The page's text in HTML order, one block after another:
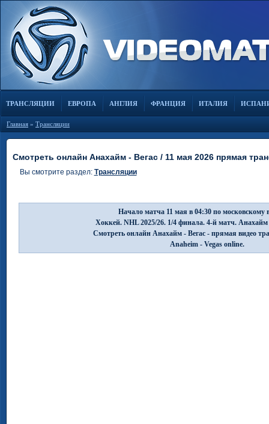
ТРАНСЛЯЦИИ ЕВРОПА АНГЛИЯ ФРАНЦИЯ ИТАЛИЯ
Главная » Трансляции
Смотреть онлайн Анахайм - Вегас / 11 мая 2026 прямая
Вы смотрите раздел: Трансляции
Начало матча 11 мая в 04:30 по московскому
Хоккей. NHL 2025/26. 1/4 финала. 4-й матч. Анахайм
Смотреть онлайн Анахайм - Вегас - прямая видео
Anaheim - Vegas online.